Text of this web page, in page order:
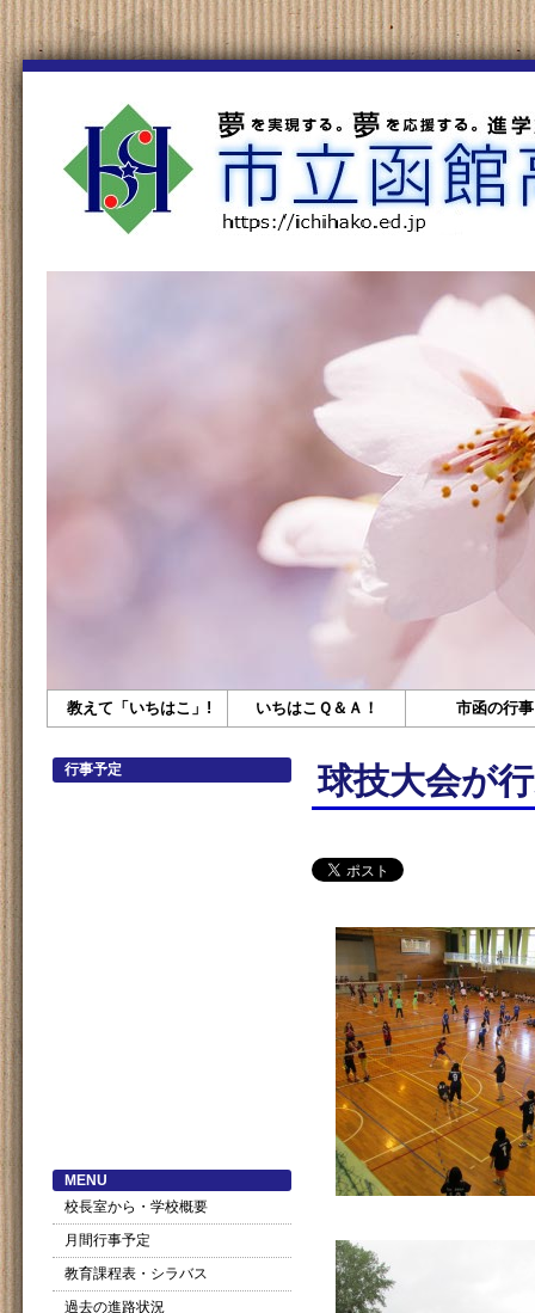
教えて「いちはこ」! いちはこＱ＆Ａ！ 市函の行事
球技大会が
行事予定
MENU
校長室から・学校概要
月間行事予定
教育課程表・シラバス
過去の進路状況